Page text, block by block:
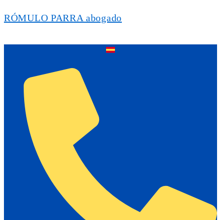
RÓMULO PARRA abogado